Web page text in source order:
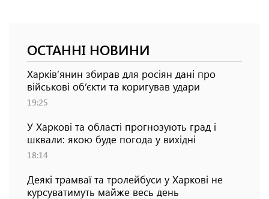
ОСТАННІ НОВИНИ
Харків’янин збирав для росіян дані про
військові об’єкти та коригував удари
19:25
У Харкові та області прогнозують град і
шквали: якою буде погода у вихідні
18:14
Деякі трамваї та тролейбуси у Харкові не
курсуватимуть майже весь день